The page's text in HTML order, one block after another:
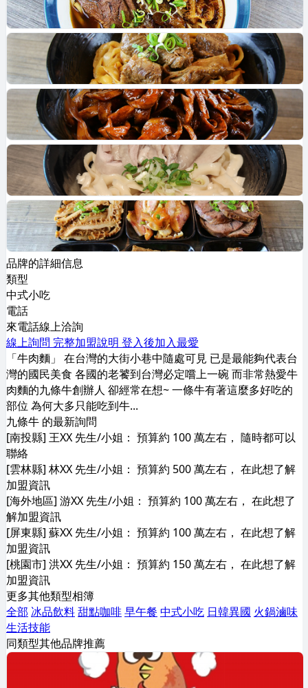
品牌的詳細信息
類型
中式小吃
電話
來電話線上洽詢
線上詢問 完整加盟說明 登入後加入最愛
「牛肉麵」 在台灣的大街小巷中隨處可見 已是最能夠代表台
灣的國民美食 各國的老饕到台灣必定嚐上一碗 而非常熱愛牛
肉麵的九條牛創辦人 卻經常在想~ 一條牛有著這麼多好吃的
部位 為何大多只能吃到牛...
九條牛 的最新詢問
[南投縣] 王XX 先生/小姐： 預算約 100 萬左右， 隨時都可以
聯絡
[雲林縣] 林XX 先生/小姐： 預算約 500 萬左右， 在此想了解
加盟資訊
[海外地區] 游XX 先生/小姐： 預算約 100 萬左右， 在此想了
解加盟資訊
[屏東縣] 蘇XX 先生/小姐： 預算約 100 萬左右， 在此想了解
加盟資訊
[桃園市] 洪XX 先生/小姐： 預算約 150 萬左右， 在此想了解
加盟資訊
更多其他類型相簿
全部 冰品飲料甜點咖啡早午餐 中式小吃 日韓異國 火鍋滷味
生活技能
同類型其他品牌推薦